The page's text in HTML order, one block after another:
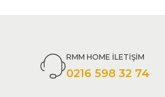
RMM HOME İLETİŞİM
0216 598 32 74